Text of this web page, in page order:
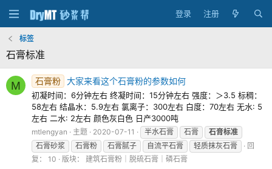
登录 注册
标签
石膏标准
M 石膏粉 大家来看这个石膏粉的参数如何
初凝时间：6分钟左右 终凝时间：15分钟左右 强度：＞3.5 标稠：
58左右 结晶水：5.9左右 氯离子：300左右 白度：70左右 无水: 5
左右 二水: 2左右 颜色灰白色 日产3000吨
mtlengyan 主题 2020-07-11 半水石膏 石膏
石膏标准
石膏砂浆
石膏粉 石膏腻子 自流平石膏 轻质抹灰石膏
回
复： 10
版块： 建筑石膏粉｜脱硫石膏｜磷石膏